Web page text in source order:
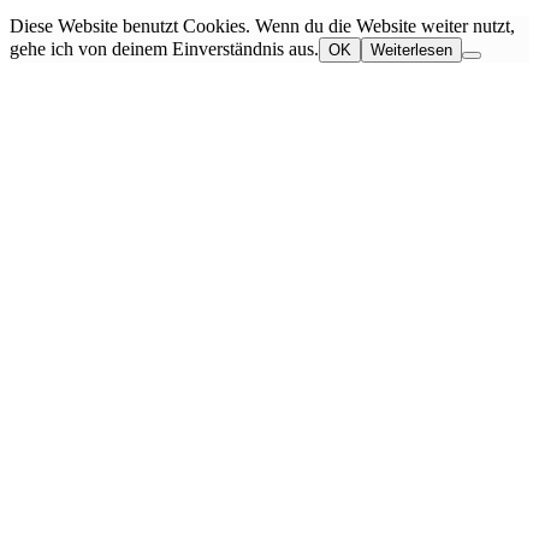
Diese Website benutzt Cookies. Wenn du die Website weiter nutzt,
gehe ich von deinem Einverständnis aus. OK Weiterlesen